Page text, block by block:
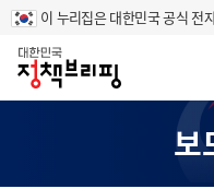
이 누리집은 대한민국 공식 전
홈
보